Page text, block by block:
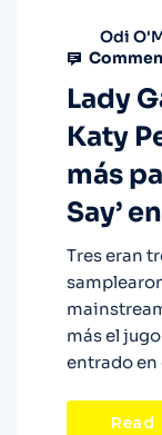
Odi
Lady
Katy
más
Say’
Tres eran
más el
entrado en
Read